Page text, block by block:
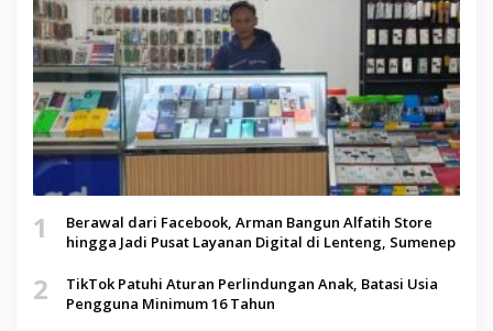
1
Berawal dari Facebook, Arman Bangun Alfatih Store
hingga Jadi Pusat Layanan Digital di Lenteng, Sumenep
2
TikTok Patuhi Aturan Perlindungan Anak, Batasi Usia
Pengguna Minimum 16 Tahun